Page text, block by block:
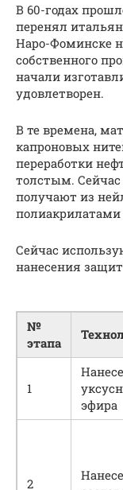
В 60-годах
перенял
Наро-Фоминске
собственного
начали
удовлетворен.
В те времена,
капроновых
переработки
толстым. Сейчас
получают из
Сейчас
нанесения
№
этапа
1
эфира
2